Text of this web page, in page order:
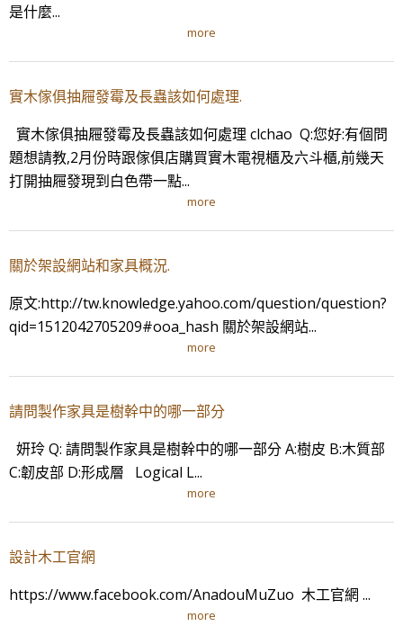
是什麼...
more
實木傢俱抽屜發霉及長蟲該如何處理.
實木傢俱抽屜發霉及長蟲該如何處理 clchao Q:您好:有個問
題想請教,2月份時跟傢俱店購買實木電視櫃及六斗櫃,前幾天
打開抽屜發現到白色帶一點...
more
關於架設網站和家具概況.
原文:http://tw.knowledge.yahoo.com/question/question?
qid=1512042705209#ooa_hash 關於架設網站...
more
請問製作家具是樹幹中的哪一部分
妍玲 Q: 請問製作家具是樹幹中的哪一部分 A:樹皮 B:木質部
C:韌皮部 D:形成層 Logical L...
more
設計木工官網
https://www.facebook.com/AnadouMuZuo 木工官網 ...
more